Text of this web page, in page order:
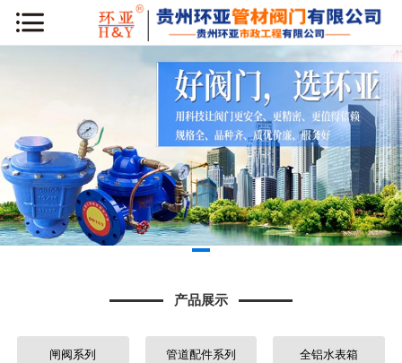
产品展示
闸阀系列 管道配件系列 全铝水表箱
新闻动态
产品展示
工程案例
荣誉资质